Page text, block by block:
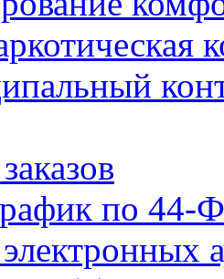
по 44-